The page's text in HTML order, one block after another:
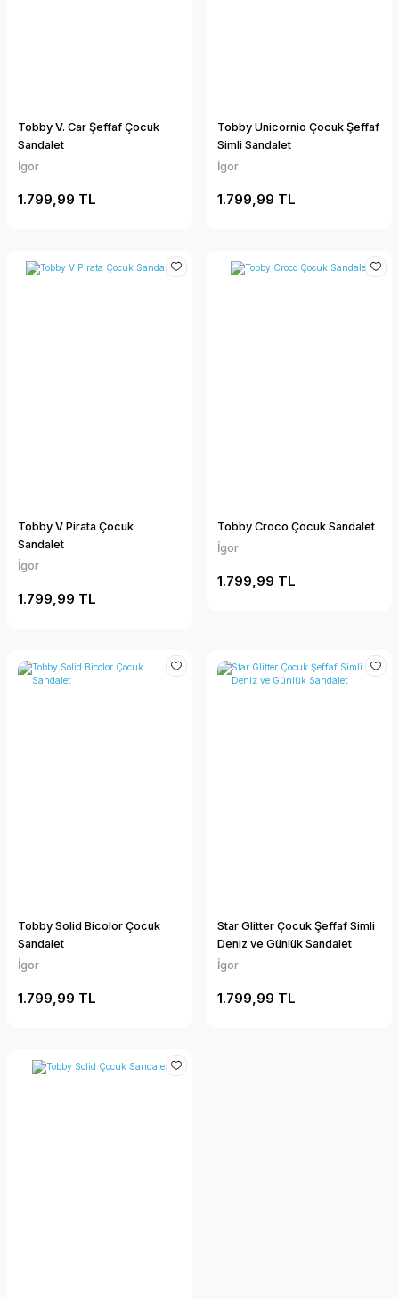
Tobby V. Car Şeffaf Çocuk
Sandalet
İgor
1.799,99 TL
Tobby Unicornio Çocuk Şeffaf
Simli Sandalet
İgor
1.799,99 TL
Tobby V Pirata Çocuk
Sandalet
İgor
1.799,99 TL
Tobby Croco Çocuk Sandalet
İgor
1.799,99 TL
Tobby Solid Bicolor Çocuk
Sandalet
İgor
1.799,99 TL
Star Glitter Çocuk Şeffaf Simli
Deniz ve Günlük Sandalet
İgor
1.799,99 TL